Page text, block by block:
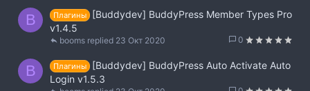
B Плагины
[Buddydev] BuddyPress Member Types Pro
v1.4.5
0
23 Окт 2020
booms
B Плагины
[Buddydev] BuddyPress Auto Activate Auto
Login v1.5.3